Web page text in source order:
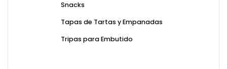
Snacks
Tapas de Tartas y Empanadas
Tripas para Embutido